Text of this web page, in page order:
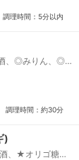
調理時間：5分以内
、◎みりん、◎醤
、◎生姜、◎いり
調理時間：約30分
)
、★オリゴ糖又